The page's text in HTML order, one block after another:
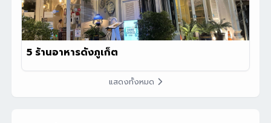
5 ร้านอาหารดังภูเก็ต
แสดงทั้งหมด